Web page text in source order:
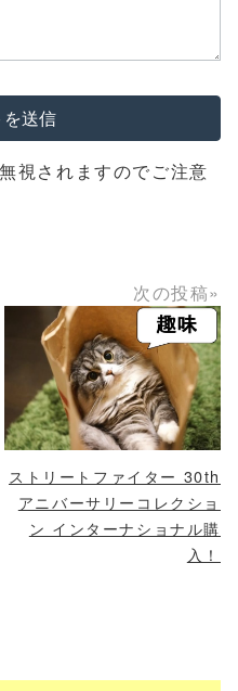
視されますのでご注意
次の投稿»
ストリートファイター 30th
アニバーサリーコレクショ
ン インターナショナル購
入！